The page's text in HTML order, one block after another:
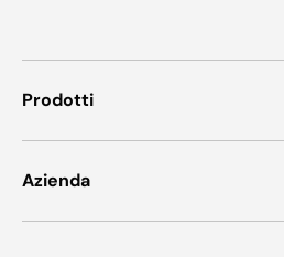
Prodotti
Azienda